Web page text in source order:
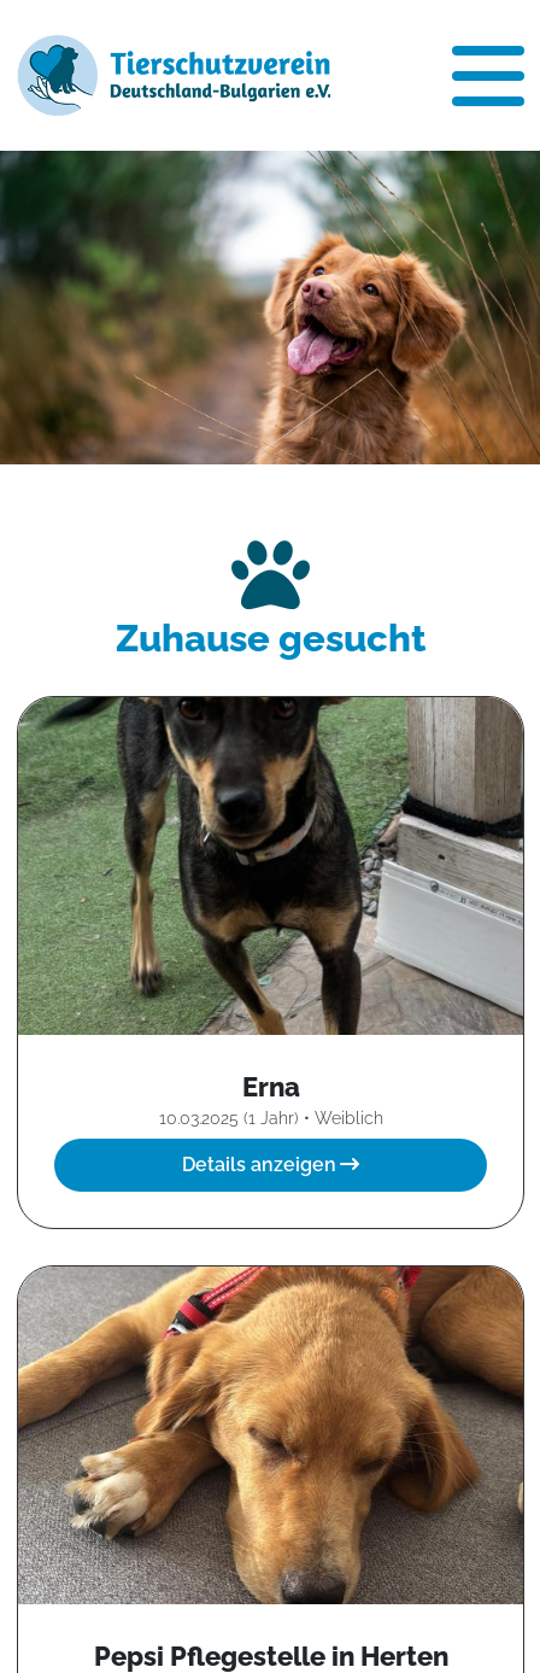
Zuhause gesucht
Erna
10.03.2025 (1 Jahr) • Weiblich
Details anzeigen
Pepsi Pflegestelle in Herten